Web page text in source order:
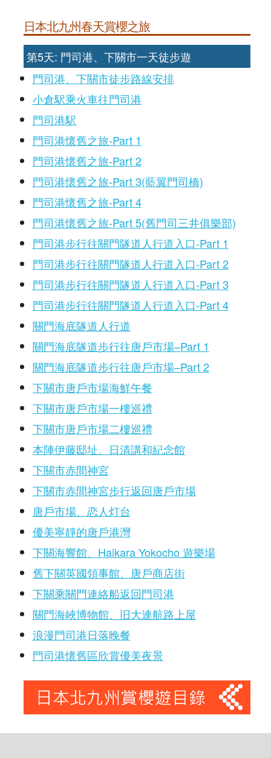
日本北九州春天賞櫻之旅
第5天: 門司港、下關市一天徒步遊
門司港、下關市徒步路線安排
小倉駅乘火車往門司港
門司港駅
門司港懷舊之旅-Part 1
門司港懷舊之旅-Part 2
門司港懷舊之旅-Part 3(藍翼門司橋)
門司港懷舊之旅-Part 4
門司港懷舊之旅-Part 5(舊門司三井俱樂部)
門司港步行往關門隧道人行道入口-Part 1
門司港步行往關門隧道人行道入口-Part 2
門司港步行往關門隧道人行道入口-Part 3
門司港步行往關門隧道人行道入口-Part 4
關門海底隧道人行道
關門海底隧道步行往唐戶市場–Part 1
關門海底隧道步行往唐戶市場–Part 2
下關市唐戶市場海鮮午餐
下關市唐戶市場一樓巡禮
下關市唐戶市場二樓巡禮
本陣伊藤邸址、日清講和紀念館
下關市赤間神宮
下關市赤間神宮步行返回唐戶市場
唐戶市場、恋人灯台
優美寧靜的唐戶港灣
下關海響館、Haikara Yokocho 遊樂場
舊下關英國領事館、唐戶商店街
下關乘關門連絡船返回門司港
關門海峽博物館、旧大連航路上屋
浪漫門司港日落晚餐
門司港懷舊區欣賞優美夜景